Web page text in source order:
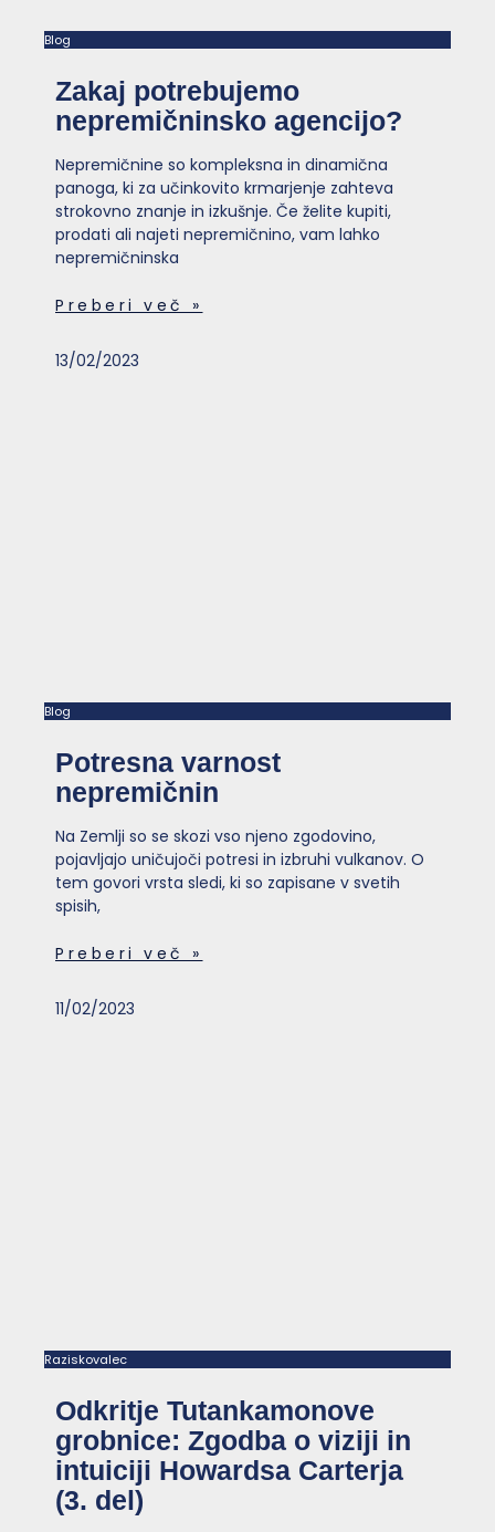
Blog
Zakaj potrebujemo
nepremičninsko agencijo?
Nepremičnine so kompleksna in dinamična
panoga, ki za učinkovito krmarjenje zahteva
strokovno znanje in izkušnje. Če želite kupiti,
prodati ali najeti nepremičnino, vam lahko
nepremičninska
Preberi več »
13/02/2023
Blog
Potresna varnost
nepremičnin
Na Zemlji so se skozi vso njeno zgodovino,
pojavljajo uničujoči potresi in izbruhi vulkanov. O
tem govori vrsta sledi, ki so zapisane v svetih
spisih,
Preberi več »
11/02/2023
Raziskovalec
Odkritje Tutankamonove
grobnice: Zgodba o viziji in
intuiciji Howardsa Carterja
(3. del)